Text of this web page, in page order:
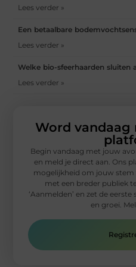
Lees verder »
Een betaalbare
Lees verder »
Welke bio-sfeerhaarden sluiten
Lees verder »
Word vandaag
Begin vandaag met jouw
en meld je direct aan. Ons
mogelijkheid om jouw
met een breder publiek
‘Aanmelden’ en zet de
en groei.